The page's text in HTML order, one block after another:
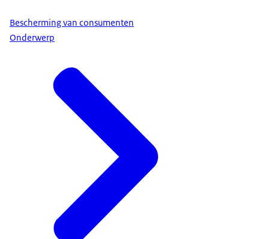
Bescherming van consumenten
Onderwerp